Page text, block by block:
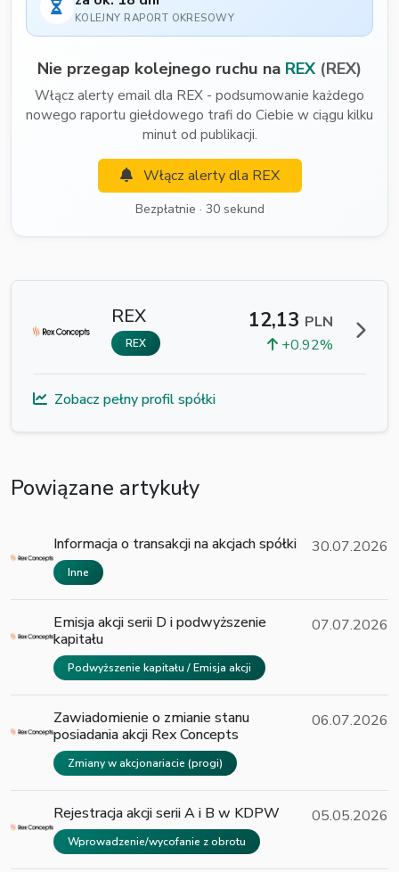
KOLEJNY RAPORT OKRESOWY
Nie przegap kolejnego ruchu na REX (REX)
Włącz alerty email dla REX - podsumowanie każdego
nowego raportu giełdowego trafi do Ciebie w ciągu kilku
minut od publikacji.
Włącz alerty dla REX
Bezpłatnie · 30 sekund
REX
REX
12,13 PLN
+0.92%
Zobacz pełny profil spółki
Powiązane artykuły
Informacja o transakcji na akcjach spółki
Inne
30.07.2026
Emisja akcji serii D i podwyższenie
kapitału
Podwyższenie kapitału / Emisja akcji
07.07.2026
Zawiadomienie o zmianie stanu
posiadania akcji Rex Concepts
Zmiany w akcjonariacie (progi)
06.07.2026
Rejestracja akcji serii A i B w KDPW
Wprowadzenie/wycofanie z obrotu
05.05.2026